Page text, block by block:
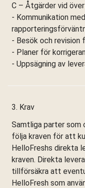
C – Åtgärder vid
- Kommunikation
- Besök och revision
- Planer för
- Uppsägning av
3. Krav
Samtliga parter som
följa kraven för att
HelloFreshs direkta
kraven. Direkta
tillförsäkra att
HelloFresh som